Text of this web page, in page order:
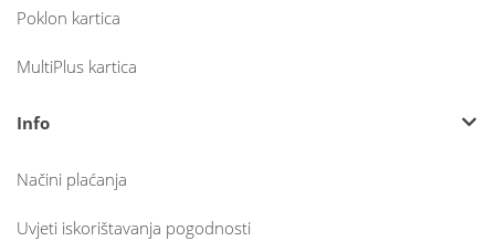
Poklon kartica
MultiPlus kartica
Info
Načini plaćanja
Uvjeti iskorištavanja pogodnosti